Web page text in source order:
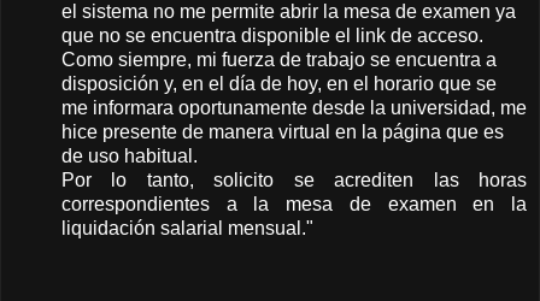
el sistema no me permite abrir la mesa de examen ya
que no se encuentra disponible el link de acceso.
Como siempre, mi fuerza de trabajo se encuentra a
disposición y, en el día de hoy, en el horario que se
me informara oportunamente desde la universidad, me
hice presente de manera virtual en la página que es
de uso habitual.
Por lo tanto, solicito se acrediten las horas
correspondientes a la mesa de examen en la
liquidación salarial mensual."